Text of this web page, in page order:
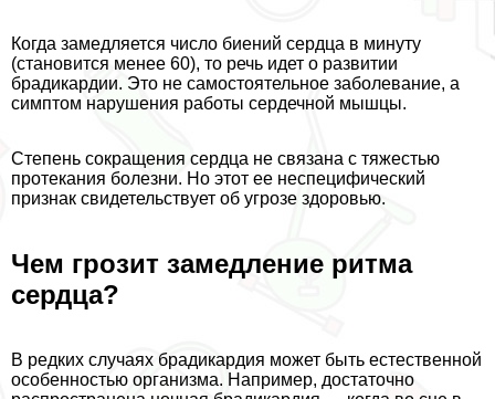
Когда замедляется число биений сердца в минуту
(становится менее 60), то речь идет о развитии
брадикардии. Это не самостоятельное заболевание, а
симптом нарушения работы сердечной мышцы.
Степень сокращения сердца не связана с тяжестью
протекания болезни. Но этот ее неспецифический
признак свидетельствует об угрозе здоровью.
Чем грозит замедление ритма
сердца?
В редких случаях брадикардия может быть естественной
особенностью организма. Например, достаточно